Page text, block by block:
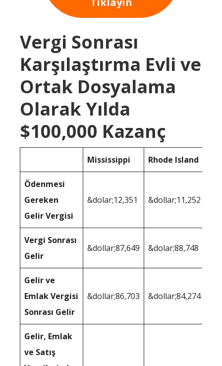
Vergi Sonrası
Karşılaştırma Evli ve
Ortak Dosyalama
Olarak Yılda
$100,000 Kazanç
Mississippi Rhode Island
Ödenmesi
Gereken
Gelir Vergisi
&dolar;12,351 &dollar;11,252
Vergi Sonrası
Gelir
&dollar;87,649 &dolar;88,748
Gelir ve
Emlak Vergisi
Sonrası Gelir
&dollar;86,703 &dollar;84,274
Gelir, Emlak
ve Satış